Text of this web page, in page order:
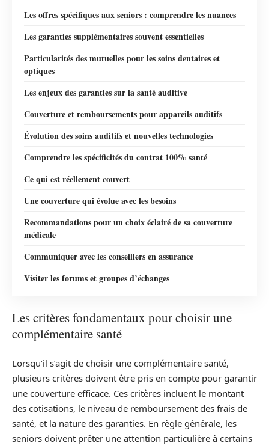
Les offres spécifiques aux seniors : comprendre les nuances
Les garanties supplémentaires souvent essentielles
Particularités des mutuelles pour les soins dentaires et
optiques
Les enjeux des garanties sur la santé auditive
Couverture et remboursements pour appareils auditifs
Évolution des soins auditifs et nouvelles technologies
Comprendre les spécificités du contrat 100% santé
Ce qui est réellement couvert
Une couverture qui évolue avec les besoins
Recommandations pour un choix éclairé de sa couverture
médicale
Communiquer avec les conseillers en assurance
Visiter les forums et groupes d’échanges
Les critères fondamentaux pour choisir une
complémentaire santé
Lorsqu’il s’agit de choisir une complémentaire santé,
plusieurs critères doivent être pris en compte pour garantir
une couverture efficace. Ces critères incluent le montant
des cotisations, le niveau de remboursement des frais de
santé, et la nature des garanties. En règle générale, les
seniors doivent prêter une attention particulière à certains